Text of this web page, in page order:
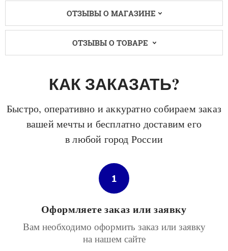
ОТЗЫВЫ О МАГАЗИНЕ
ОТЗЫВЫ О ТОВАРЕ
КАК ЗАКАЗАТЬ?
Быстро, оперативно и аккуратно собираем заказ
вашей мечты и бесплатно доставим его
в любой город России
1
Оформляете заказ или заявку
Вам необходимо оформить заказ или заявку
на нашем сайте